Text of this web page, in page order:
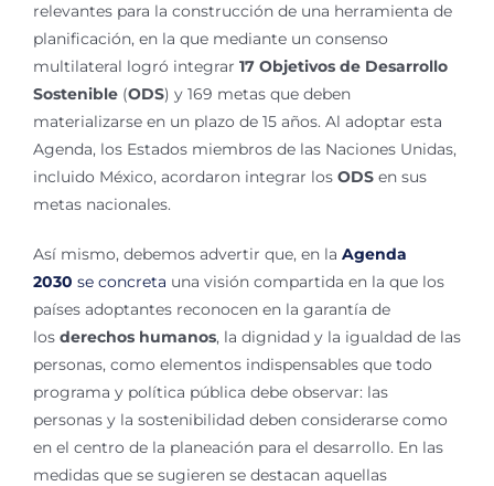
relevantes para la construcción de una herramienta de
planificación, en la que mediante un consenso
multilateral logró integrar 17 Objetivos de Desarrollo
Sostenible (ODS) y 169 metas que deben
materializarse en un plazo de 15 años. Al adoptar esta
Agenda, los Estados miembros de las Naciones Unidas,
incluido México, acordaron integrar los ODS en sus
metas nacionales.
Así mismo, debemos advertir que, en la Agenda
2030 se concreta una visión compartida en la que los
países adoptantes reconocen en la garantía de
los derechos humanos, la dignidad y la igualdad de las
personas, como elementos indispensables que todo
programa y política pública debe observar: las
personas y la sostenibilidad deben considerarse como
en el centro de la planeación para el desarrollo. En las
medidas que se sugieren se destacan aquellas